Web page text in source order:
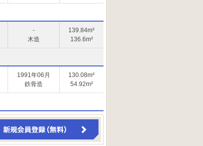
-
木造
139.84m²
136.6m²
1991年06月
鉄骨造
130.08m²
54.92m²